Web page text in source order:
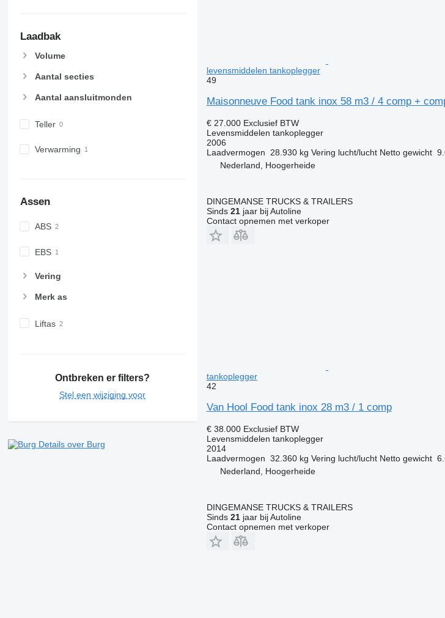
Laadbak
Volume
Aantal secties
Aantal aansluitmonden
Teller
Verwarming
Assen
ABS
EBS
Vering
Merk as
Liftas
Ontbreken er filters?
Stel een wijziging voor
Details over Burg
levensmiddelen tankoplegger
49
Maisonneuve Food tank inox 58 m3 / 4 comp +
€ 27.000 Exclusief BTW
Levensmiddelen tankoplegger
2006
Laadvermogen
28.930 kg Vering lucht/lucht Netto gewicht
Nederland, Hoogerheide
DINGEMANSE TRUCKS & TRAILERS
Sinds 21jaar bij Autoline
Contact opnemen met verkoper
tankoplegger
42
Van Hool Food tank inox 28 m3 / 1 comp
€ 38.000 Exclusief BTW
Levensmiddelen tankoplegger
2014
Laadvermogen 32.360 kg Vering lucht/lucht Netto gewicht
Nederland, Hoogerheide
DINGEMANSE TRUCKS & TRAILERS
Sinds 21jaar bij Autoline
Contact opnemen met verkoper